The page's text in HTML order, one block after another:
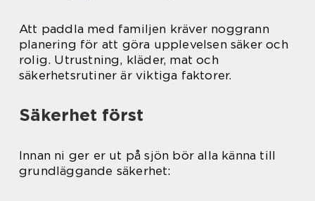
Att paddla med familjen kräver noggrann
planering för att göra upplevelsen säker och
rolig. Utrustning, kläder, mat och
säkerhetsrutiner är viktiga faktorer.
Säkerhet först
Innan ni ger er ut på sjön bör alla känna till
grundläggande säkerhet: